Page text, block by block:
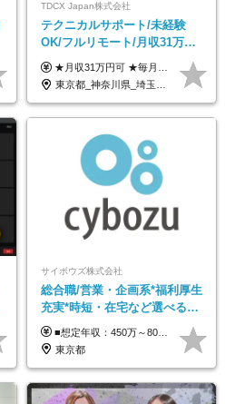
TDCX Japan株式会社
テクニカルサポート/未経験
OK/フルリモート/月収31万円
可/月最大3万のインセンティ
ブ支給/平均年齢33歳
★月収31万円可 ★毎月「最大3万円」のインセンティブあり 月給266,228円～＋スキル手当（15,000円）＋インセンティブ（月最大3万円） ※月給例（月額最大額）：281,228 円＋残業代発生分 インセンティブを最大まで取得できた場合は、月額最大額：311,228円＋残業代発生分 となります ※経験・スキルなどを考慮し決定します ※残業代は1分単位で支給 ※試用期間3ヵ月あり（契約社員期間も給与・待遇に変更なし） ※インセンティブは効率性、顧客満足、勤怠状況等の結果により毎月金額が決定されます。 ＼”頑張り”はインセンティブで還元！／ 入社3ヶ月目から、目標数字やKPI、勤怠状況、お客様アンケートなどをもとに評価をスタート。 最短4ヶ月目にはインセンティブの支給も可能です！
東京都_神奈川県_埼玉県_千葉県_大阪府_愛知県_北海道_青森県_岩手県_宮城県_秋田県_山形県_福島県_茨城県_栃木県_群馬県_新潟県_山梨県_長野県_富山県_石川県_福井県_静岡県_岐阜県_三重県_兵庫県_京都府_滋賀県_奈良県_和歌山県_広島県_岡山県_鳥取県_島根県_山口県_徳島県_香川県_愛媛県_高知県_福岡県_熊本県_佐賀県_長崎県_大分県_宮崎県_鹿児島県_沖縄県
サイボウズ株式会社
総合職/営業・企画系*福利厚生
充実*時短・在宅など選べる働
き方*賞与年2回
■想定年収：450万～800万円（基本給12ヶ月分＋賞与2ヶ月分） ※上記想定年収はフルタイムの働き方を想定しています。 それ以外の働き方（勤務日数、時短、固定残業時間数の変更など）の場合 上記想定年収の支給を確約するものではありません ※賞与は全社の業績に応じて変動の可能性があります ※ご経験・スキルを考慮のうえ、当社規定により優遇します （試用期間3ヶ月有/給与・待遇に差異なし） ■昇給年1回 ■賞与年2回（2月・8月）
東京都